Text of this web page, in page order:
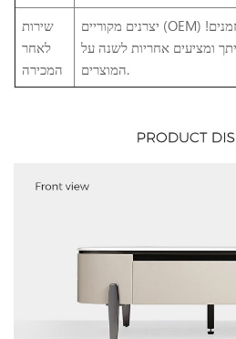
שירות
לאחר
המכירה
יצרנים מקוריים (OEM) ובנייה בהתאמה אישית מוזמנים!
ומציעים אחריות לשנה על
המוצרים.